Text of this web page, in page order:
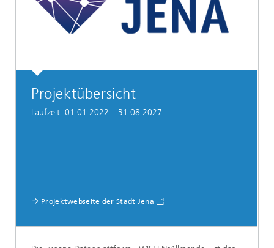
Projektübersicht
Laufzeit: 01.01.2022 – 31.08.2027
Projektwebseite der Stadt Jena